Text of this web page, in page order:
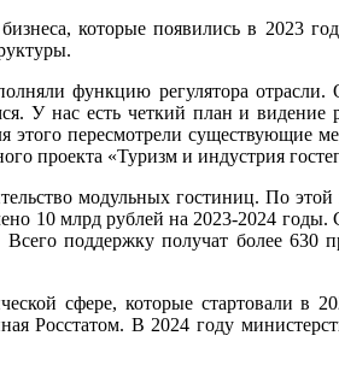
которые появились в 2023
функцию регулятора
У нас есть четкий план и
пересмотрели существующие
проекта «Туризм и индустрия
модульных гостиниц. По
10 млрд рублей на 2023-2024 годы.
Всего поддержку получат более
сфере, которые стартовали в
Росстатом. В 2024 году